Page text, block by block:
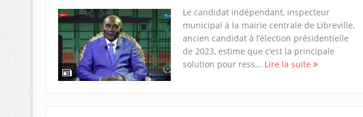
Le candidat indépendant, inspecteur
municipal à la mairie centrale de Libreville,
ancien candidat à l’élection présidentielle
de 2023, estime que c’est la principale
solution pour ress... Lire la suite